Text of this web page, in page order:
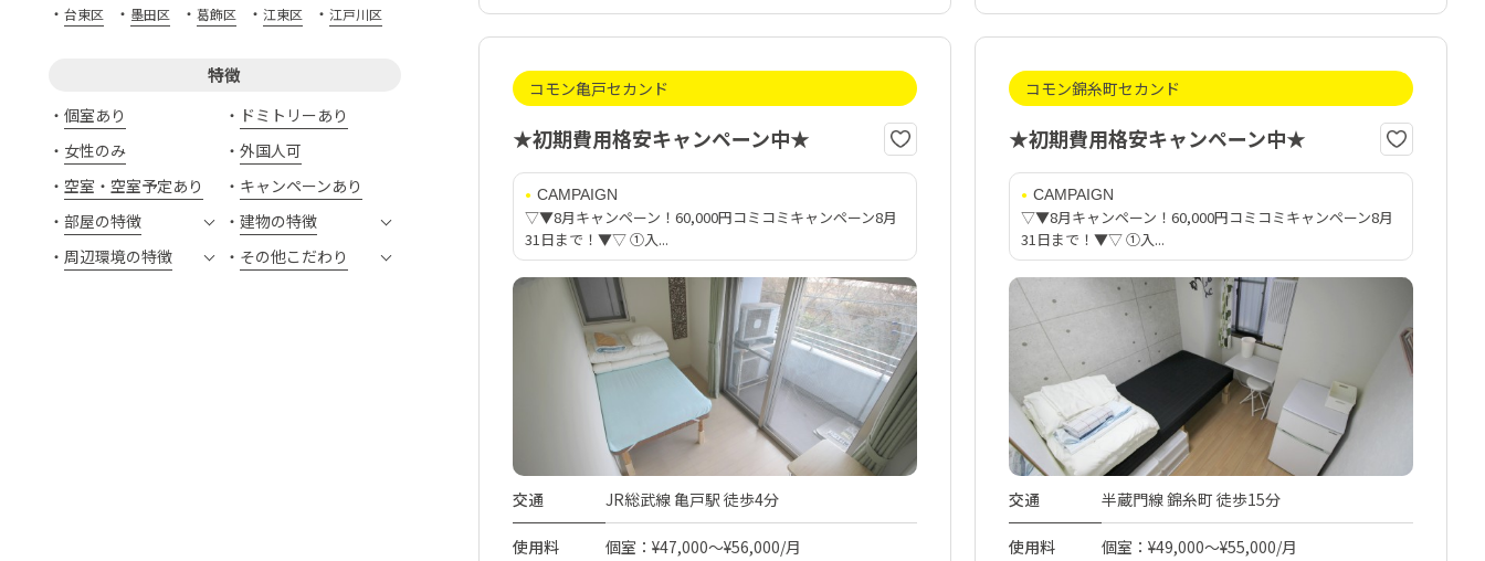
・ 台東区 ・ 墨田区 ・ 葛飾区 ・ 江東区 ・ 江戸川区
特徴
個室あり
ドミトリーあり
女性のみ
外国人可
空室・空室予定あり
キャンペーンあり
部屋の特徴
建物の特徴
周辺環境の特徴
その他こだわり
コモン亀戸セカンド
★初期費用格安キャンペーン中★
CAMPAIGN
▽▼8月キャンペーン！60,000円コミコミキャンペーン8月
31日まで！▼▽ ①入...
交通 JR総武線 亀戸駅 徒歩4分
使用料 個室：¥47,000～¥56,000/月
コモン錦糸町セカンド
★初期費用格安キャンペーン中★
CAMPAIGN
▽▼8月キャンペーン！60,000円コミコミキャンペーン8月
31日まで！▼▽ ①入...
交通 半蔵門線 錦糸町 徒歩15分
使用料 個室：¥49,000～¥55,000/月